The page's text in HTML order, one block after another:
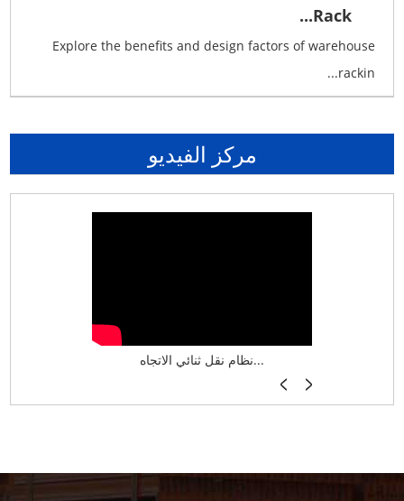
Rack...
Explore the benefits and design factors of warehouse
rackin...
مركز الفيديو
نظام نقل ثنائي الاتجاه...